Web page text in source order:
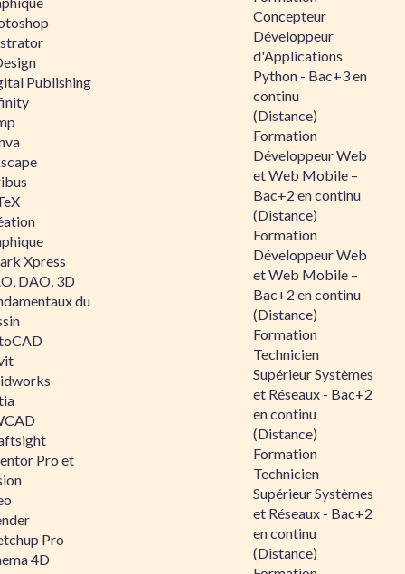
Publishing
Xpress
DAO, 3D
du
Pro et
Pro
4D
Concepteur
Développeur
d'Applications
Python - Bac+3 en
continu
(Distance)
Formation
Développeur Web
et Web Mobile –
Bac+2 en continu
(Distance)
Formation
Développeur Web
et Web Mobile –
Bac+2 en continu
(Distance)
Formation
Technicien
Supérieur Systèmes
et Réseaux - Bac+2
en continu
(Distance)
Formation
Technicien
Supérieur Systèmes
et Réseaux - Bac+2
en continu
(Distance)